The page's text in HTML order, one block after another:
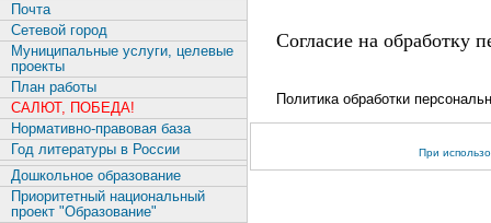
Почта
Сетевой город
Муниципальные услуги, целевые
проекты
План работы
САЛЮТ, ПОБЕДА!
Нормативно-правовая база
Год литературы в России
Дошкольное образование
Приоритетный национальный
проект "Образование"
Согласие на обработку
Политика обработки
При